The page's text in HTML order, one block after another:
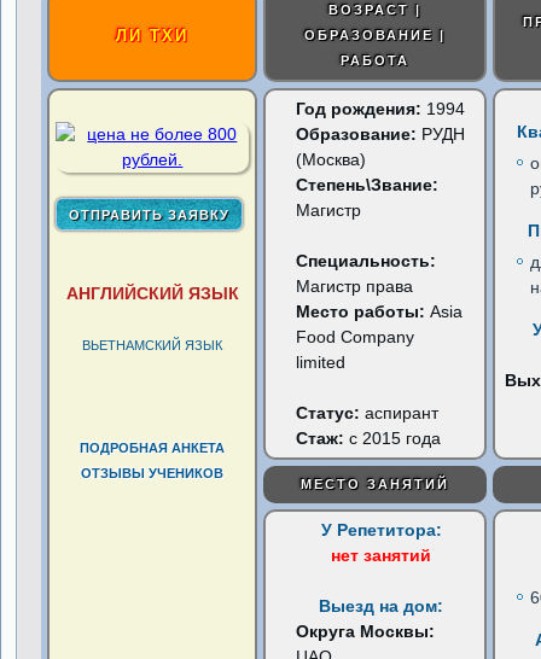
ЛИ ТХИ
ВОЗРАСТ |
ОБРАЗОВАНИЕ |
РАБОТА
АНГЛИЙСКИЙ ЯЗЫК
ВЬЕТНАМСКИЙ ЯЗЫК
ПОДРОБНАЯ АНКЕТА
ОТЗЫВЫ УЧЕНИКОВ
Год рождения: 1994
Образование: РУДН
(Москва)
Степень\Звание:
Магистр
Специальность:
Магистр права
Место работы: Asia
Food Company
limited
Статус:аспирант
Стаж: с 2015 года
МЕСТО ЗАНЯТИЙ
У Репетитора:
нет занятий
Выезд на дом:
Округа Москвы: